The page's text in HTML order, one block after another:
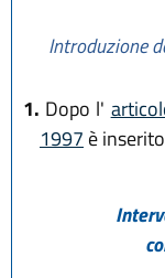
Introduzione
1. Dopo l'
1997 è